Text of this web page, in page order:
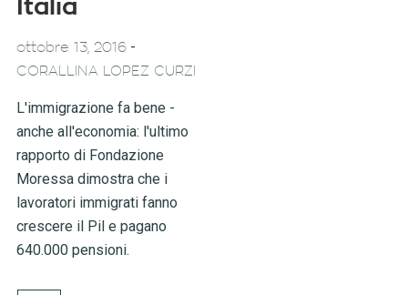
Italia
ottobre 13, 2016-
CORALLINA LOPEZ CURZI
L'immigrazione fa bene -
anche all'economia: l'ultimo
rapporto di Fondazione
Moressa dimostra che i
lavoratori immigrati fanno
crescere il Pil e pagano
640.000 pensioni.